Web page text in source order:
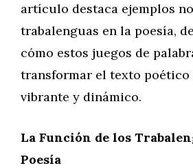
artículo destaca ejemplos
trabalenguas en la poesía,
cómo estos juegos de
transformar el texto poético
vibrante y dinámico.
La Función de los
Poesía